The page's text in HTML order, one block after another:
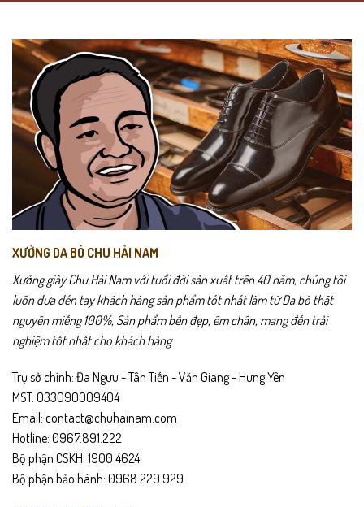
XƯỞNG DA BÒ CHU HẢI NAM
Xưởng giày Chu Hải Nam với tuổi đời sản xuất trên 40 năm, chúng tôi
luôn đưa đến tay khách hàng sản phẩm tốt nhất làm từ Da bò thật
nguyên miếng 100%, Sản phẩm bền đẹp, êm chân, mang đến trải
nghiệm tốt nhất cho khách hàng
Trụ sở chính: Đa Ngưu - Tân Tiến - Văn Giang - Hưng Yên
MST: 033090009404
Email: contact@chuhainam.com
Hotline: 0967.891.222
Bộ phận CSKH: 1900 4624
Bộ phận bảo hành: 0968.229.929